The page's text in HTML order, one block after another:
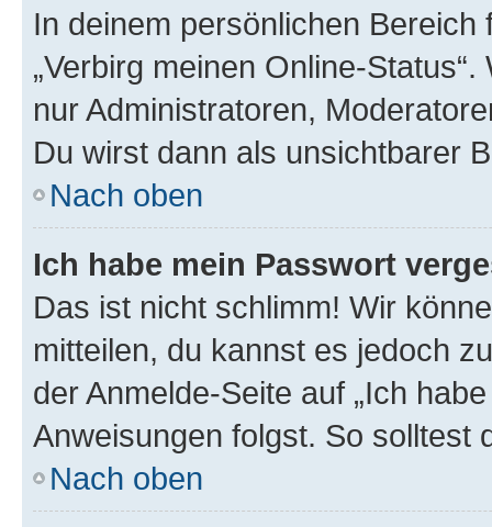
In deinem persönlichen
„Verbirg meinen Online-
nur Administratoren,
Du wirst dann als unsichtbarer
Nach oben
Ich habe mein Passwort
Das ist nicht schlimm! Wir
mitteilen, du kannst es jedoch
der Anmelde-Seite auf „Ich
Anweisungen folgst. So solltest
Nach oben